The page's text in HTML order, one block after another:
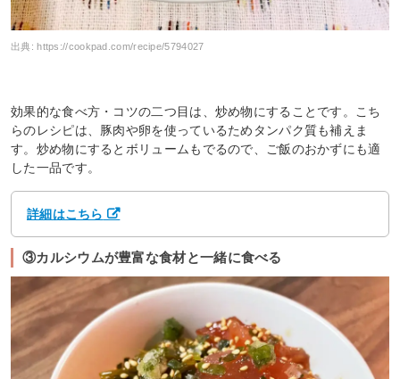
出典: https://cookpad.com/recipe/5794027
効果的な食べ方・コツの二つ目は、炒め物にすることです。こち
らのレシピは、豚肉や卵を使っているためタンパク質も補えま
す。炒め物にするとボリュームもでるので、ご飯のおかずにも適
した一品です。
詳細はこちら
③カルシウムが豊富な食材と一緒に食べる